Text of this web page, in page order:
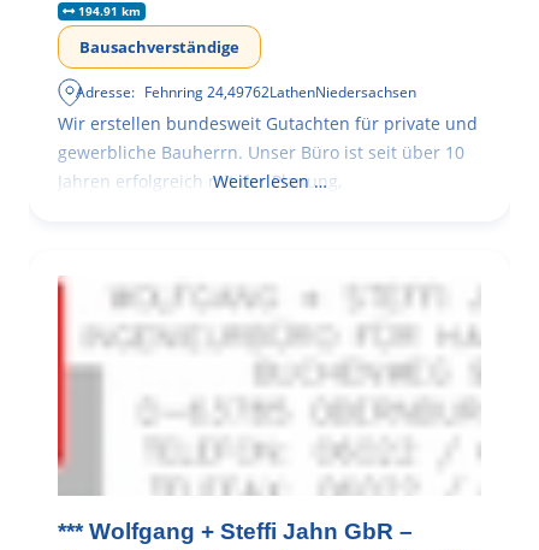
194.91 km
Bausachverständige
Adresse: Fehnring 24,49762LathenNiedersachsen
Wir erstellen bundesweit Gutachten für private und
gewerbliche Bauherrn. Unser Büro ist seit über 10
Jahren erfolgreich mit der Planung,
Weiterlesen …
*** Wolfgang + Steffi Jahn GbR –